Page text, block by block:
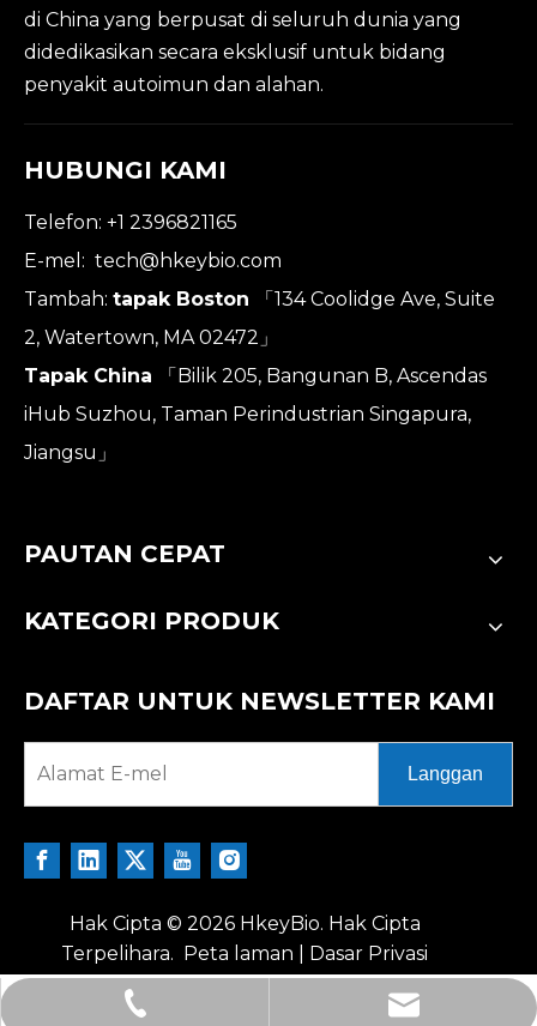
di China yang berpusat di seluruh dunia yang
didedikasikan secara eksklusif untuk bidang
penyakit autoimun dan alahan.
HUBUNGI KAMI
Telefon: +1 2396821165
E-mel: tech@hkeybio.com
Tambah: tapak Boston
「134 Coolidge Ave, Suite
2, Watertown, MA 02472」
Tapak China
「Bilik 205, Bangunan B, Ascendas
iHub Suzhou, Taman Perindustrian Singapura,
Jiangsu」
PAUTAN CEPAT
KATEGORI PRODUK
DAFTAR UNTUK NEWSLETTER KAMI
Langgan
Hak Cipta © 2026HkeyBio. Hak Cipta
Terpelihara. Peta laman Dasar Privasi